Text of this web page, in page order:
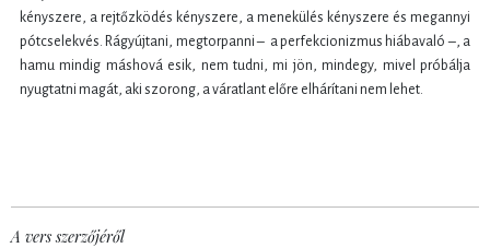
kényszere, a rejtőzködés kényszere, a menekülés kényszere és megannyi
pótcselekvés. Rágyújtani, megtorpanni – a perfekcionizmus hiábavaló –, a
hamu mindig máshová esik, nem tudni, mi jön, mindegy, mivel próbálja
nyugtatni magát, aki szorong, a váratlant előre elhárítani nem lehet.
A vers szerzőjéről